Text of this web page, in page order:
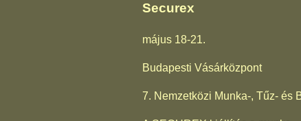
Securex
május 18-21.
Budapesti Vásárközpont
7. Nemzetközi Munka-, Tűz- és